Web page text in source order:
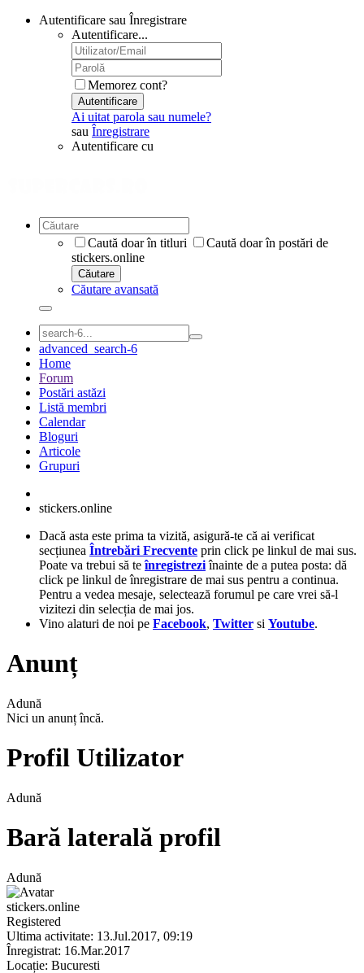
Autentificare sau Înregistrare
Autentificare...
Memorez cont?
Autentificare
Ai uitat parola sau numele?
sau Înregistrare
Autentificare cu
Caută doar în titluri
Caută doar în postări de
stickers.online
Căutare
Căutare avansată
advanced_search-6
Home
Forum
Postări astăzi
Listă membri
Calendar
Bloguri
Articole
Grupuri
stickers.online
Dacă asta este prima ta vizită, asigură-te că ai verificat
secțiunea Întrebări Frecvente prin click pe linkul de mai sus.
Poate va trebui să teînregistreziînainte de a putea posta: dă
click pe linkul de înregistrare de mai sus pentru a continua.
Pentru a vedea mesaje, selectează forumul pe care vrei să-l
vizitezi din selecția de mai jos.
Vino alaturi de noi pe Facebook, Twitter si Youtube.
Anunț
Adună
Nici un anunț încă.
Profil Utilizator
Adună
Bară laterală profil
Adună
stickers.online
Registered
Ultima activitate: 13.Jul.2017, 09:19
Înregistrat: 16.Mar.2017
Locație: Bucuresti